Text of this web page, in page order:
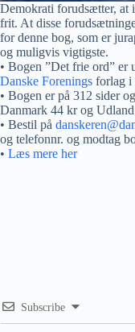
Demokrati forudsætter, at
frit. At disse
for denne bog, som er
og muligvis vigtigste.
• Bogen ”Det frie ord” er
Danske Forenings forlag i
• Bogen er på 312 sider
Danmark 44 kr og
• Bestil på
og telefonnr. og modtag
• Læs mere her
Subscribe